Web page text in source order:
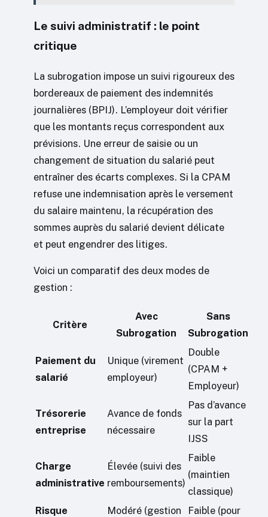
Le suivi administratif : le point
critique
La subrogation impose un suivi rigoureux des
bordereaux de paiement des indemnités
journalières (BPIJ). L’employeur doit vérifier
que les montants reçus correspondent aux
prévisions. Une erreur de saisie ou un
changement de situation du salarié peut
entraîner des écarts complexes. Si la CPAM
refuse une indemnisation après le versement
du salaire maintenu, la récupération des
sommes auprès du salarié devient délicate
et peut engendrer des litiges.
Voici un comparatif des deux modes de
gestion :
Critère
Avec
Subrogation
Sans
Subrogation
Paiement du
salarié
Unique (virement
employeur)
Double
(CPAM +
Employeur)
Trésorerie
entreprise
Avance de fonds
nécessaire
Pas d’avance
sur la part
IJSS
Charge
administrative
Élevée (suivi des
remboursements)
Faible
(maintien
classique)
Risque
Modéré (gestion Faible (pour